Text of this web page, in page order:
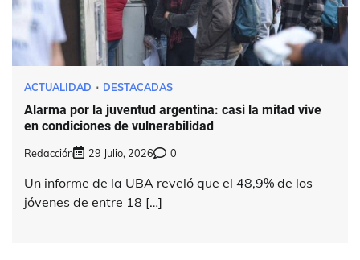
ACTUALIDAD DESTACADAS
Alarma por la juventud argentina: casi la mitad vive
en condiciones de vulnerabilidad
Redacción 29 Julio, 2026 0
Un informe de la UBA reveló que el 48,9% de los
jóvenes de entre 18 […]